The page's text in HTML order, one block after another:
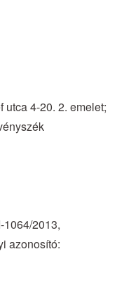
4-20. 2. emelet;
2013,
azonosító: